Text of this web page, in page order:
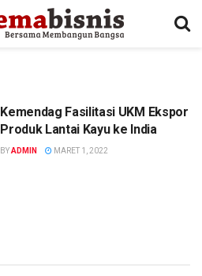
Kemendag Fasilitasi UKM Ekspor
Produk Lantai Kayu ke India
BYADMIN MARET 1, 2022